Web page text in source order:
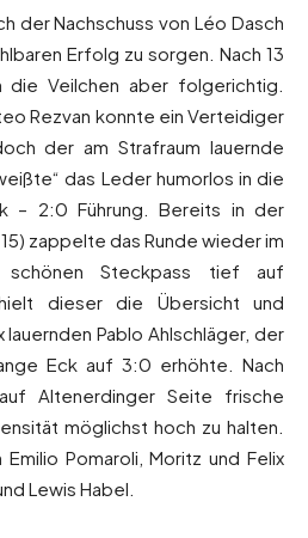
der Nachschuss von Léo Dasch
Erfolg zu sorgen. Nach 13
die Veilchen aber folgerichtig.
Rezvan konnte ein Verteidiger
der am Strafraum lauernde
das Leder humorlos in die
– 2:0 Führung. Bereits in der
zappelte das Runde wieder im
schönen Steckpass tief auf
dieser die Übersicht und
Pablo Ahlschläger, der
Eck auf 3:0 erhöhte. Nach
Altenerdinger Seite frische
möglichst hoch zu halten.
Pomaroli, Moritz und Felix
Lewis Habel.